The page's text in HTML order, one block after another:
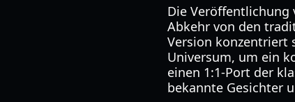
Die
Abkehr von den
Version konzentriert
Universum, um ein
einen 1:1-Port der
bekannte Gesichter